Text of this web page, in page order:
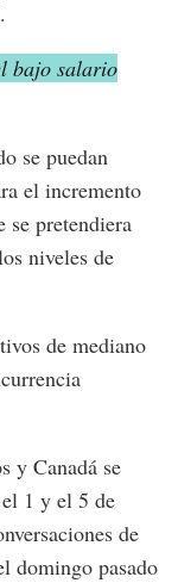
bajo salario
se puedan
el incremento
se pretendiera
niveles de
de mediano
y Canadá se
1 y el 5 de
de
domingo pasado